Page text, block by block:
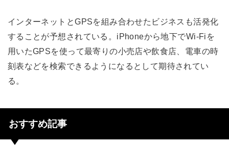
インターネットとGPSを組み合わせたビジネスも活発化
することが予想されている。iPhoneから地下でWi-Fiを
用いたGPSを使って最寄りの小売店や飲食店、電車の時
刻表などを検索できるようになるとして期待されてい
る。
おすすめ記事